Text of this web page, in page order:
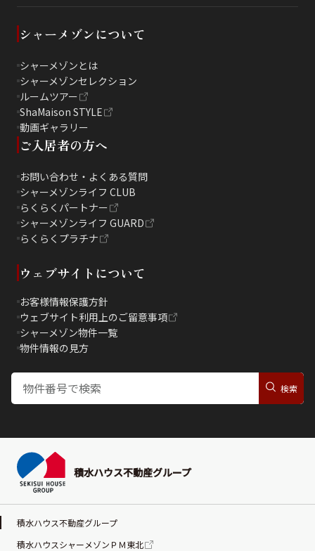
シャーメゾンについて
シャーメゾンとは
シャーメゾンセレクション
ルームツアー
ShaMaison STYLE
動画ギャラリー
ご入居者の方へ
お問い合わせ・よくある質問
シャーメゾンライフ CLUB
らくらくパートナー
シャーメゾンライフ GUARD
らくらくプラチナ
ウェブサイトについて
お客様情報保護方針
ウェブサイト利用上のご留意事項
シャーメゾン物件一覧
物件情報の見方
積水ハウス不動産グループ
積水ハウス不動産グループ
積水ハウスシャーメゾンＰＭ東北